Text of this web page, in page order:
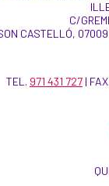
C/
CASTELLÓ,
TEL. 971 431 727 | FAX.